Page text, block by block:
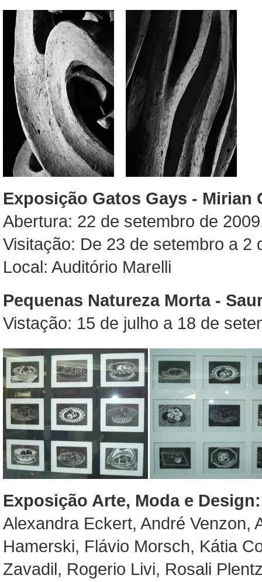
Exposição Gatos Gays - Mirian
Abertura: 22 de setembro de
Visitação: De 23 de setembro a 2
Local: Auditório Marelli
Pequenas Natureza Morta -
Vistação: 15 de julho a 18 de
Exposição Arte, Moda e Design:
Alexandra Eckert, André Venzon,
Hamerski, Flávio Morsch, Kátia
Zavadil, Rogerio Livi, Rosali